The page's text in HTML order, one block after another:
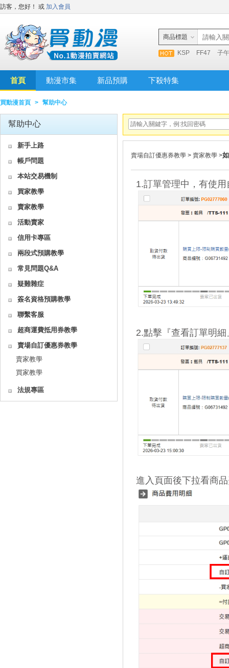
訪客，您好！ 或 加入會員
商品標題
KSP FF47 子
首頁 動漫市集 新品預購 下殺特集
買動漫首頁 > 幫助中心
幫助中心
新手上路
帳戶問題
本站交易機制
買家教學
賣家教學
活動賣家
信用卡專區
兩段式預購教學
常見問題Q&A
疑難雜症
簽名資格預購教學
聯繫客服
超商運費抵用券教學
賣場自訂優惠券教學
賣家教學
買家教學
法規專區
賣場自訂優惠券教學 > 賣家教學 >
1.訂單管理中，有使
2.點擊『查看訂單明
進入頁面後下拉看商